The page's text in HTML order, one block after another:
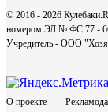
© 2016 - 2026
номером ЭЛ № ФС 77 -
Учредитель - ООО
О проекте